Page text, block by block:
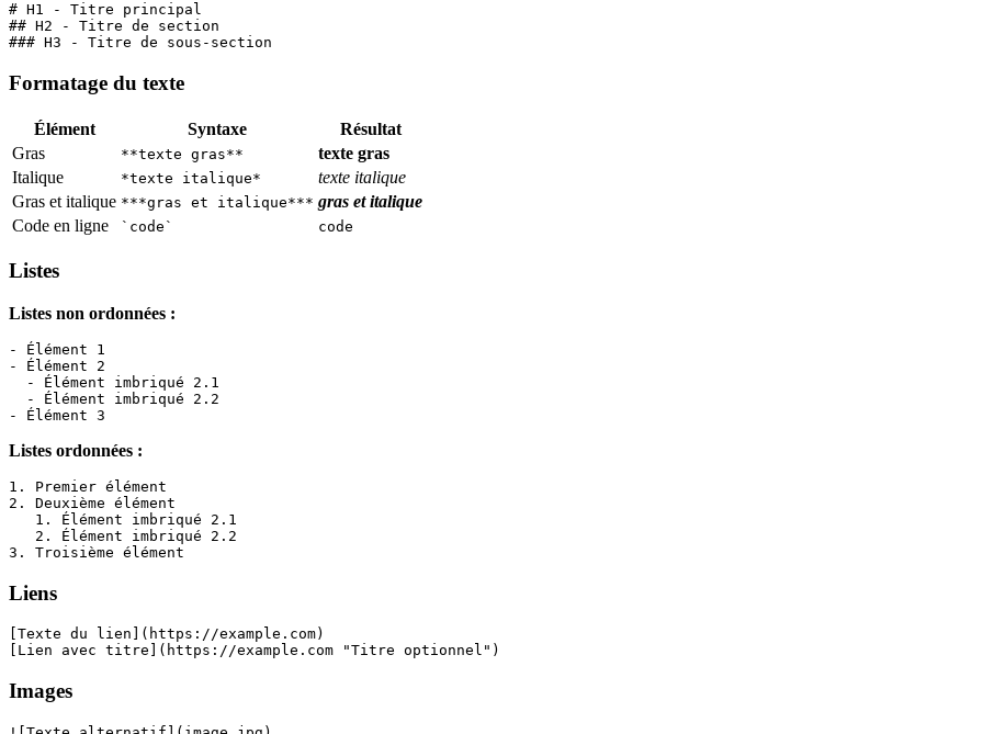
# H1 - Titre principal
## H2 - Titre de section
### H3 - Titre de sous-section
Formatage du texte
Élément Syntaxe
Résultat
Gras
**texte gras**
texte gras
Italique
*texte italique*
texte italique
Gras et italique ***gras et italique*** gras et italique
Code en ligne
`code` code
Listes
Listes non ordonnées :
- Élément 1
- Élément 2
  - Élément imbriqué 2.1
  - Élément imbriqué 2.2
- Élément 3
Listes ordonnées :
1. Premier élément
2. Deuxième élément
   1. Élément imbriqué 2.1
   2. Élément imbriqué 2.2
3. Troisième élément
Liens
[Texte du lien](https://example.com)
[Lien avec titre](https://example.com "Titre optionnel")
Images